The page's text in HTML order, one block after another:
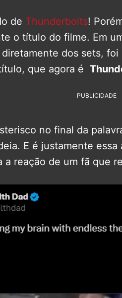
de Thunderbolts!
o título do filme. Em
dos sets,
que agora é
PUBLICIDADE
no final da
E é justamente
a reação de um fã que